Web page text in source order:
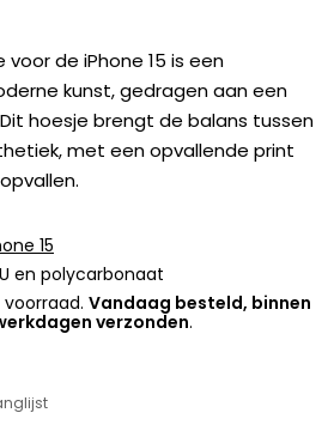
de iPhone 15 is een
kunst, gedragen aan een
hoesje brengt de balans tussen
met een opvallende print
15
en polycarbonaat
voorraad. Vandaag besteld, binnen
verzonden.